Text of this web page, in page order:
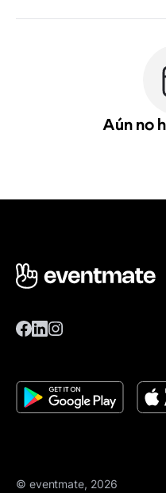
Aún no
© eventmate, 2026